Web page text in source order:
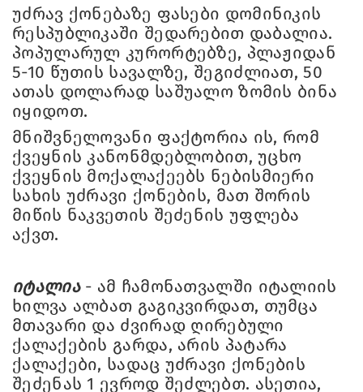
უძრავ ქონებაზე ფასები დომინიკის
რესპუბლიკაში შედარებით დაბალია.
პოპულარულ კურორტებზე, პლაჟიდან
5-10 წუთის სავალზე, შეგიძლიათ, 50
ათას დოლარად საშუალო ზომის ბინა
იყიდოთ.
მნიშვნელოვანი ფაქტორია ის, რომ
ქვეყნის კანონმდებლობით, უცხო
ქვეყნის მოქალაქეებს ნებისმიერი
სახის უძრავი ქონების, მათ შორის
მიწის ნაკვეთის შეძენის უფლება
აქვთ.
იტალია- ამ ჩამონათვალში იტალიის
ხილვა ალბათ გაგიკვირდათ, თუმცა
მთავარი და ძვირად ღირებული
ქალაქების გარდა, არის პატარა
ქალაქები, სადაც უძრავი ქონების
შეძენას 1 ევროდ შეძლებთ. ასეთია,